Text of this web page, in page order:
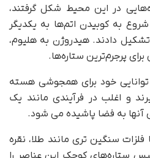
در این محیط شکل گرفتند،
به کوبیدن اتم‌ها به یکدیگر
دادند. هیدروژن به هلیوم،
پرجرم‌ترین ستاره‌ها.
خود برای همجوشی هسته
و اغلب در فرآیندی مانند یک
آنها به فضا پاشیده می شود.
فلزات سنگین تری مانند طلا، نقره
ستاره‌های کوچک این عناصر را